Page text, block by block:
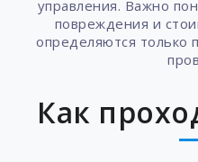
управления. Важно
повреждения и
определяются только
Как